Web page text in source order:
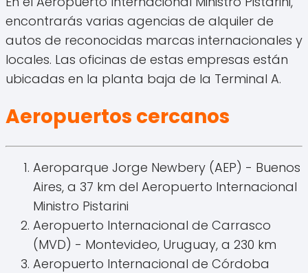
encontrarás varias agencias de alquiler de
autos de reconocidas marcas internacionales y
locales. Las oficinas de estas empresas están
ubicadas en la planta baja de la Terminal A.
Aeropuertos cercanos
Aeroparque Jorge Newbery (AEP) - Buenos
Aires, a 37 km del Aeropuerto Internacional
Ministro Pistarini
Aeropuerto Internacional de Carrasco
(MVD) - Montevideo, Uruguay, a 230 km
Aeropuerto Internacional de Córdoba